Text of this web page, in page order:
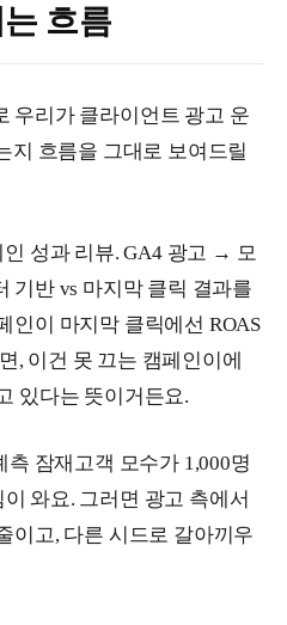
흐름
우리가 클라이언트 광고 운
지 흐름을 그대로 보여드릴
성과 리뷰. GA4 광고 → 모
기반 vs 마지막 클릭 결과를
인이 마지막 클릭에선 ROAS
, 이건 못 끄는 캠페인이에
있다는 뜻이거든요.
잠재고객 모수가 1,000명
와요. 그러면 광고 측에서
이고, 다른 시드로 갈아끼우